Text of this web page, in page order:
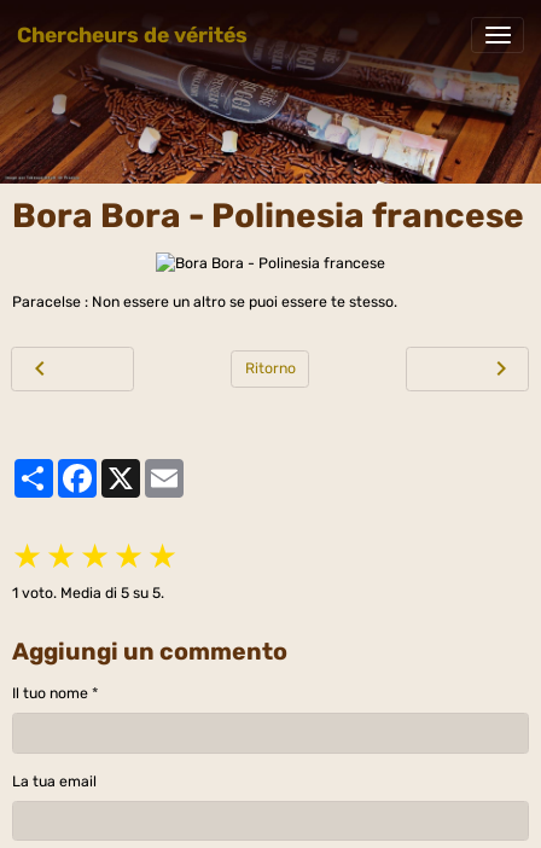
Chercheurs de vérités
Bora Bora - Polinesia francese
Paracelse : Non essere un altro se puoi essere te stesso.
Ritorno
PartagerFacebook
★ ★ ★ ★ ★
1 voto. Media di 5 su 5.
Aggiungi un commento
Il tuo nome
La tua email